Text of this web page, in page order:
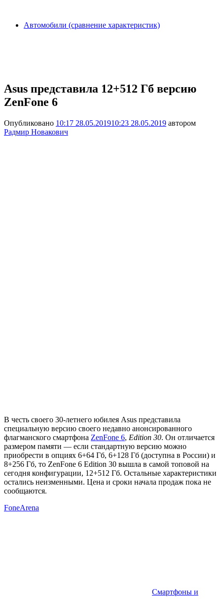
Автомобили (сравнение характеристик)
Asus представила 12+512 Гб версию
ZenFone 6
Опубликовано 10:17 28.05.201910:23 28.05.2019 автором
Радмир Новакович
В честь своего 30-летнего юбилея Asus представила
специальную версию своего недавно анонсированного
флагманского смартфона ZenFone 6, Edition 30. Он отличается
размером памяти — если стандартную версию можно
приобрести в опциях 6+64 Гб, 6+128 Гб (доступна в России) и
8+256 Гб, то ZenFone 6 Edition 30 вышла в самой топовой на
сегодня конфигурации, 12+512 Гб. Остальные характеристики
остались неизменными. Цена и сроки начала продаж пока не
сообщаются.
FoneArena
Смартфоны и